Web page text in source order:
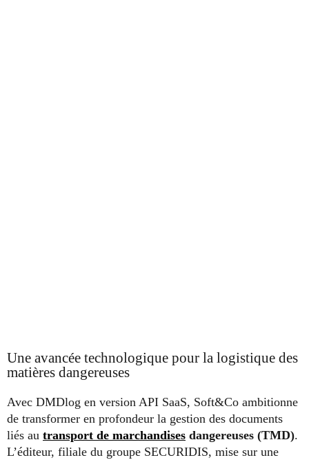
Une avancée technologique pour la logistique des
matières dangereuses
Avec DMDlog en version API SaaS, Soft&Co ambitionne
de transformer en profondeur la gestion des documents
liés au transport de marchandises dangereuses (TMD).
L’éditeur, filiale du groupe SECURIDIS, mise sur une